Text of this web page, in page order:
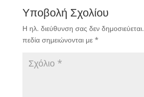
Υποβολή Σχολίου
Η ηλ. διεύθυνση σας δεν δημοσιεύεται.
πεδία σημειώνονται με *